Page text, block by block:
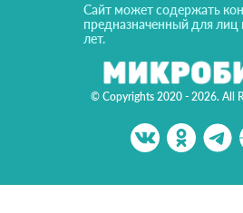
© Copyrights 2020 - 2026. All
Сайт может содержать
предназначенный для
лет.